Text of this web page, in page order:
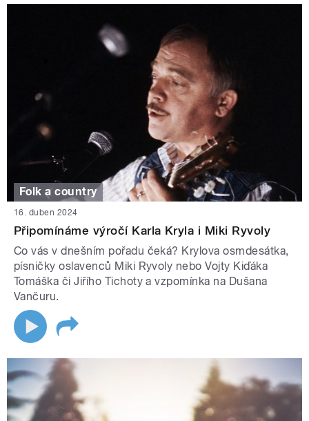
Folk a country
16. duben 2024
Připomínáme výročí Karla Kryla i Miki Ryvoly
Co vás v dnešním pořadu čeká? Krylova osmdesátka,
písničky oslavenců Miki Ryvoly nebo Vojty Kiďáka
Tomáška či Jiřího Tichoty a vzpomínka na Dušana
Vančuru.